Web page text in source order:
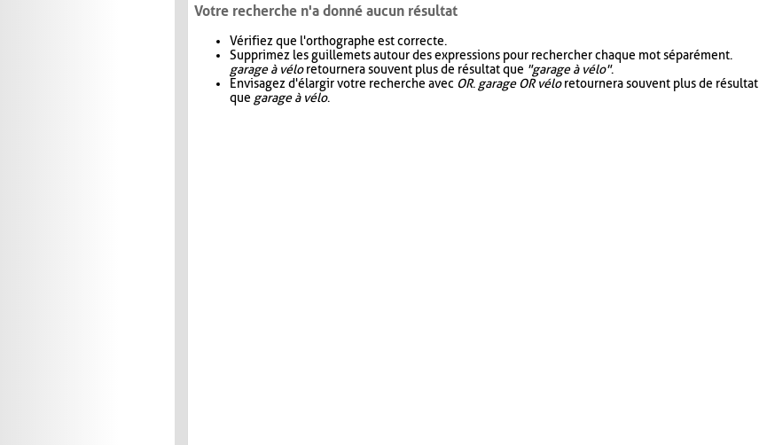
Votre recherche n'a donné aucun résultat
Vérifiez que l'orthographe est correcte.
Supprimez les guillemets autour des expressions pour rechercher chaque mot séparément.
garage à véloretournera souvent plus de résultat que "garage à vélo".
Envisagez d'élargir votre recherche avec OR. garage OR véloretournera souvent plus de résultat
que garage à vélo.